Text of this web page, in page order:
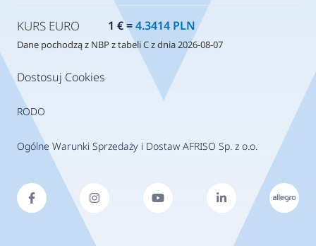
Dostosuj Cookies
RODO
Ogólne Warunki Sprzedaży i Dostaw AFRISO Sp. z o.o.
KURS EURO 1 € =4.3414 PLN
Dane pochodzą z NBP z tabeli C z dnia 2026-08-07